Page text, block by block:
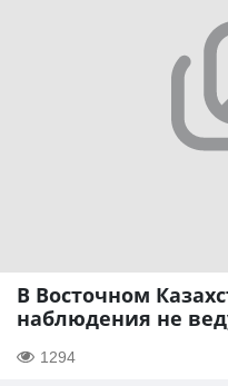
В Восточном
наблюдения не
1294